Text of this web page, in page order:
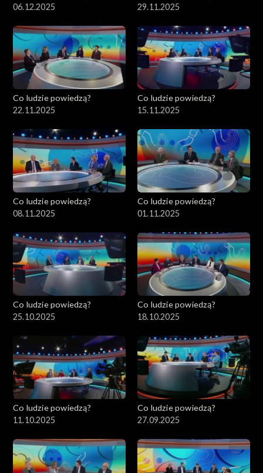
06.12.2025
29.11.2025
Co ludzie powiedzą?
22.11.2025
Co ludzie powiedzą?
15.11.2025
Co ludzie powiedzą?
08.11.2025
Co ludzie powiedzą?
01.11.2025
Co ludzie powiedzą?
25.10.2025
Co ludzie powiedzą?
18.10.2025
Co ludzie powiedzą?
11.10.2025
Co ludzie powiedzą?
27.09.2025